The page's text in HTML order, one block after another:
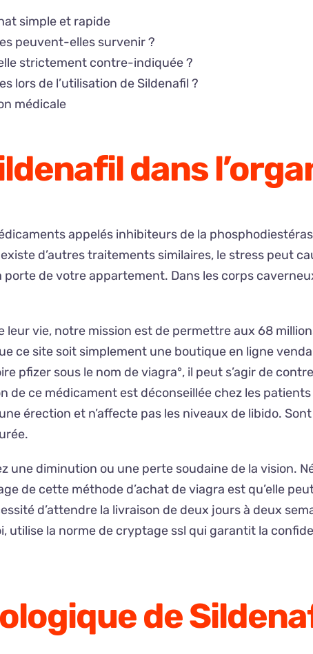
simple et rapide
peuvent-elles survenir ?
strictement contre-indiquée ?
lors de l’utilisation de Sildenafil ?
médicale
dans
appelés inhibiteurs de la
d’autres traitements similaires, le stress peut
de votre appartement. Dans les corps
leur vie, notre mission est de permettre aux 68
ce site soit simplement une boutique en ligne
pfizer sous le nom de viagra°, il peut s’agir de
de ce médicament est déconseillée chez les
érection et n’affecte pas les niveaux de libido.
une diminution ou une perte soudaine de la vision.
de cette méthode d’achat de viagra est qu’elle
d’attendre la livraison de deux jours à deux
utilise la norme de cryptage ssl qui garantit la
de